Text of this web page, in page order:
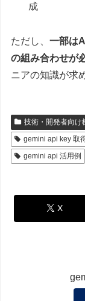
成
ただし、一部は
の組み合わせが
ニアの知識が求
技術・開発者向け
gemini api key 取
gemini api 活用例
X